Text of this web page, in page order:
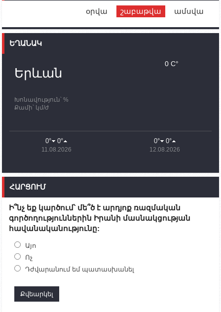
Ֆրանսիայի ԱԳ նախարարը կայցելի Հայաստան
պատասխանատուներ կմնան ԼՂ-ում՝ մինչև
որոնողափրկարարական աշխատանքների
11:03
ՄԱԿ-ի առաքելությունը շատ, շատ, շատ օգտակար
Ադրբեջանի փոխվարչապետն այսօր կմեկնի
Ստեփանակերտ
10:07 02.10.2023
09:38 02.10.2023
Խումբն Արցախում կմնա` մինչև զոհվածների
աճյունների ու անհետ կորածների
Ժամը 18։00-ի դրությամբ ԼՂ-ից բռնի տեղահանված
19:54
օրվա շաբաթվա ամսվա
ԵՂԱՆԱԿ
Երևան
Խոնավություն՝ %
Քամի՝ կմ/ժ
0 C°
0° 0°
11.08.2026
0° 0°
12.08.2026
ՀԱՐՑՈՒՄ
Ի՞նչ եք կարծում՝ մե՞ծ է արդյոք ռազմական
գործողություններին Իրանի մասնակցության
հավանականությունը:
Այո
Ոչ
Դժվարանում եմ պատասխանել